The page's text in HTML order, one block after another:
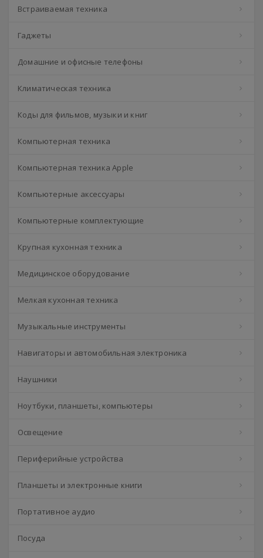
Встраиваемая техника
Гаджеты
Домашние и офисные телефоны
Климатическая техника
Коды для фильмов, музыки и книг
Компьютерная техника
Компьютерная техника Apple
Компьютерные аксессуары
Компьютерные комплектующие
Крупная кухонная техника
Медицинское оборудование
Мелкая кухонная техника
Музыкальные инструменты
Навигаторы и автомобильная электроника
Наушники
Ноутбуки, планшеты, компьютеры
Освещение
Периферийные устройства
Планшеты и электронные книги
Портативное аудио
Посуда